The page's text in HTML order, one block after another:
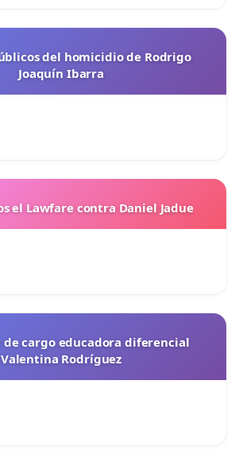
del homicidio de Rodrigo
Joaquín Ibarra
el Lawfare contra Daniel Jadue
de cargo educadora diferencial
Valentina Rodríguez